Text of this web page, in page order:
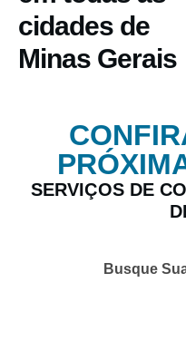
cidades de
Minas Gerais
SERVIÇOS DE
Busque